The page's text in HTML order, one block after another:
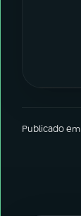
Publicado em